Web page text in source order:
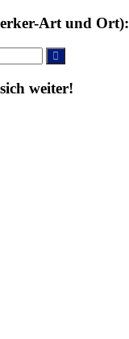
Art und Ort):
Suchen
weiter!